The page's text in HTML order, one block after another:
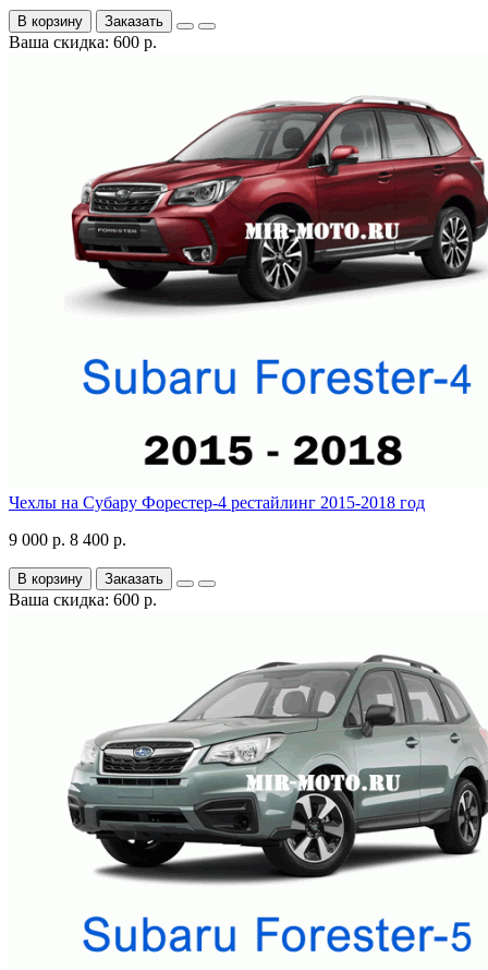
В корзину Заказать
Ваша скидка: 600 р.
Чехлы на Субару Форестер-4 рестайлинг 2015-2018 год
9 000 р. 8 400 р.
В корзину Заказать
Ваша скидка: 600 р.